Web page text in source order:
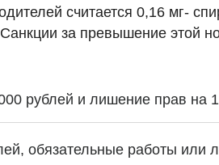
считается 0,16 мг-
Санкции за превышение
рублей и лишение прав на
обязательные работы или